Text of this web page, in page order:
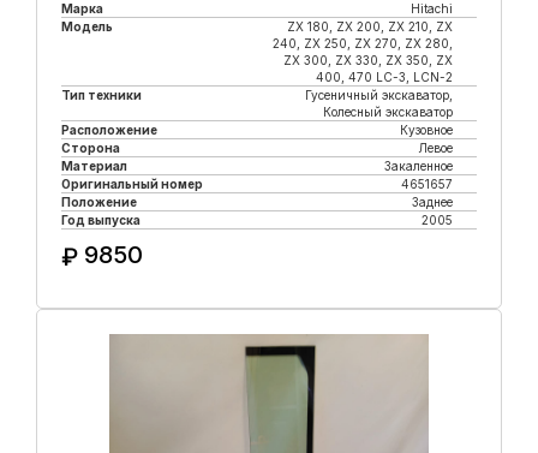
Марка
Hitachi
Модель
ZX 180, ZX 200, ZX 210, ZX
240, ZX 250, ZX 270, ZX 280,
ZX 300, ZX 330, ZX 350, ZX
400, 470 LC-3, LCN-2
Тип техники
Гусеничный экскаватор,
Колесный экскаватор
Расположение
Кузовное
Сторона
Левое
Материал
Закаленное
Оригинальный номер
4651657
Положение
Заднее
Год выпуска
2005
₽ 9850